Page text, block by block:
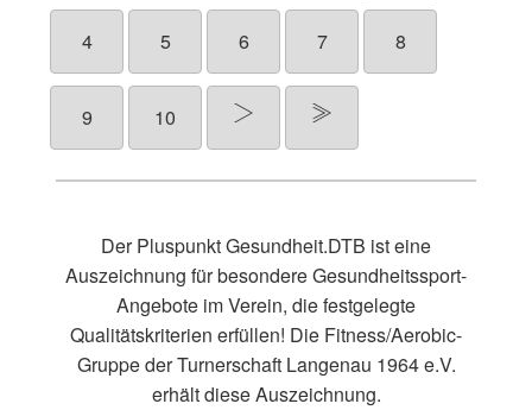
4 5 6 7 8
9 10
Der Pluspunkt Gesundheit.DTB ist eine
Auszeichnung für besondere Gesundheitssport-
Angebote im Verein, die festgelegte
Qualitätskriterien erfüllen! Die Fitness/Aerobic-
Gruppe der Turnerschaft Langenau 1964 e.V.
erhält diese Auszeichnung.